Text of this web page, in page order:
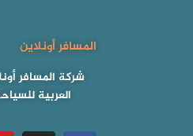
المسافر أونلاين
شركة المسافر
العربية